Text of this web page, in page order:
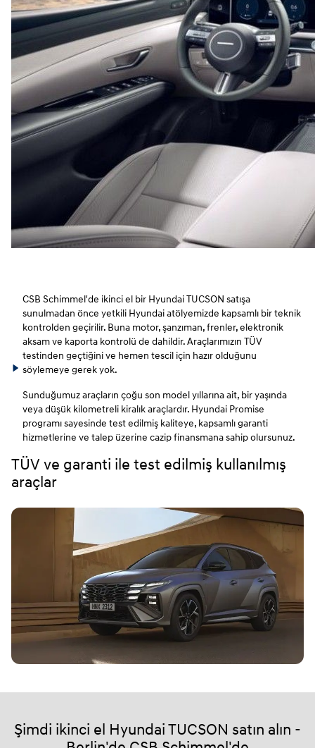
CSB Schimmel'de ikinci el bir Hyundai TUCSON satışa
sunulmadan önce yetkili Hyundai atölyemizde kapsamlı bir teknik
kontrolden geçirilir. Buna motor, şanzıman, frenler, elektronik
aksam ve kaporta kontrolü de dahildir. Araçlarımızın TÜV
testinden geçtiğini ve hemen tescil için hazır olduğunu
söylemeye gerek yok.
Sunduğumuz araçların çoğu son model yıllarına ait, bir yaşında
veya düşük kilometreli kiralık araçlardır. Hyundai Promise
programı sayesinde test edilmiş kaliteye, kapsamlı garanti
hizmetlerine ve talep üzerine cazip finansmana sahip olursunuz.
TÜV ve garanti ile test edilmiş kullanılmış
araçlar
Şimdi ikinci el Hyundai TUCSON satın alın -